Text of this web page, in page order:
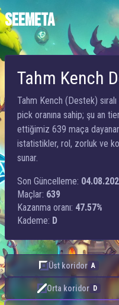
SEEMETA
Tahm Kench
Tahm Kench (Destek)
pick oranına sahip; şu an
ettiğimiz 639 maça
istatistikler, rol, zorluk ve
sunar.
Son Güncelleme:
Maçlar: 639
Kazanma oranı: 47.57%
Kademe: D
Üst koridor A
Orta koridor D